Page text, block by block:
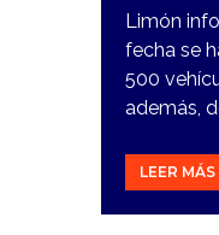
Limón
fecha se
500
además,
LEER MÁS